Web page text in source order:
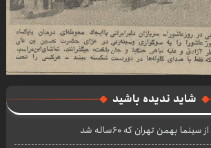
شاید ندیده باشید
بهمن تهران که ۶۰ساله شد